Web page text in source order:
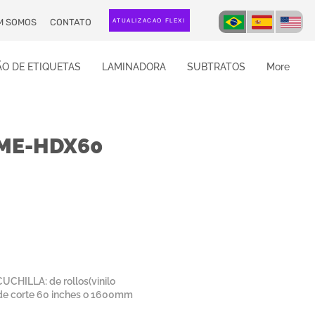
SOMOS CONTATO ATUALIZAÇÃO FLEXI
DE ETIQUETAS LAMINADORA SUBTRATOS More
HDX60
de rollos(vinilo
corte 60 inches o 1600mm